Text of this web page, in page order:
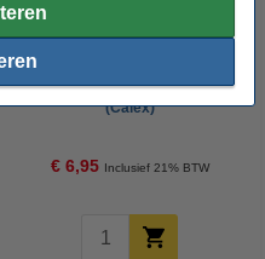
Textielsnoer goud 300cm
(Calex)
€ 6,95 Inclusief 21% BTW